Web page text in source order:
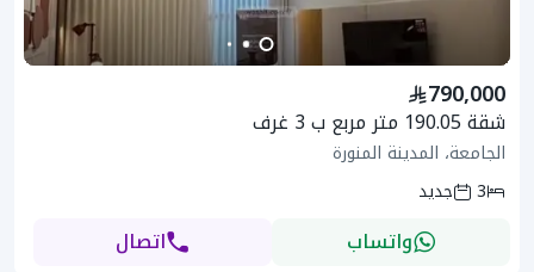
790,000
شقة 190.05 متر مربع ب 3 غرف
الجامعة، المدينة المنورة
3
جديد
واتساب اتصال